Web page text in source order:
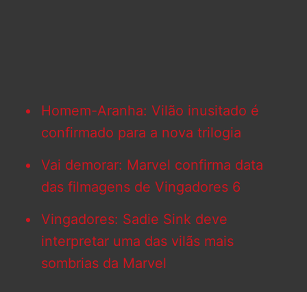
Homem-Aranha: Vilão inusitado é
confirmado para a nova trilogia
Vai demorar: Marvel confirma data
das filmagens de Vingadores 6
Vingadores: Sadie Sink deve
interpretar uma das vilãs mais
sombrias da Marvel